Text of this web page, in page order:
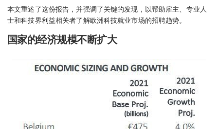
本文重述了这份报告，并强调了关键的发现，以帮助雇主、专业人
士和科技界利益相关者了解欧洲科技就业市场的招聘趋势。
国家的经济规模不断扩大